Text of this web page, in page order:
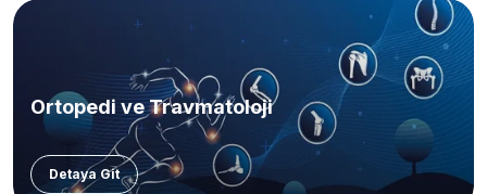
Ortopedi ve Travmatoloji
Detaya Git